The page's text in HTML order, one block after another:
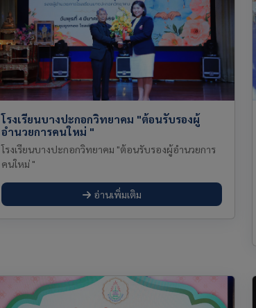
โรงเรียนบางปะกอกวิทยาคม "ต้อนรับรองผู้
อำนวยการคนใหม่ "
โรงเรียนบางปะกอกวิทยาคม "ต้อนรับรองผู้อำนวยการ
คนใหม่ "
อ่านเพิ่มเติม